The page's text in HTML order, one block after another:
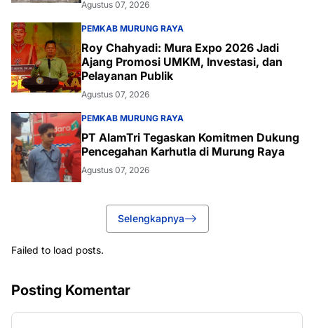
Agustus 07, 2026
PEMKAB MURUNG RAYA
Roy Chahyadi: Mura Expo 2026 Jadi
Ajang Promosi UMKM, Investasi, dan
Pelayanan Publik
Agustus 07, 2026
PEMKAB MURUNG RAYA
PT AlamTri Tegaskan Komitmen Dukung
Pencegahan Karhutla di Murung Raya
Agustus 07, 2026
Selengkapnya
Failed to load posts.
Posting Komentar